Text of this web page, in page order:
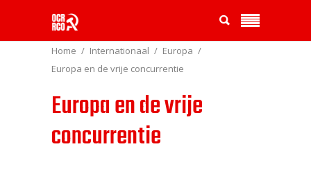
Home Internationaal
Europa
Europa en de vrije concurrentie
Europa en de vrije
concurrentie